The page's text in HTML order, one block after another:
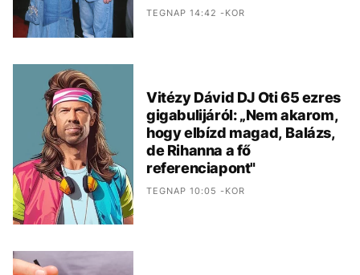
TEGNAP 14:42 -KOR
Vitézy Dávid DJ Oti 65 ezres
gigabulijáról: „Nem akarom,
hogy elbízd magad, Balázs,
de Rihanna a fő
referenciapont"
TEGNAP 10:05 -KOR